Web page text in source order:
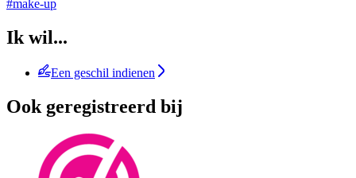
#make-up
Ik wil...
Een geschil indienen
Ook geregistreerd bij